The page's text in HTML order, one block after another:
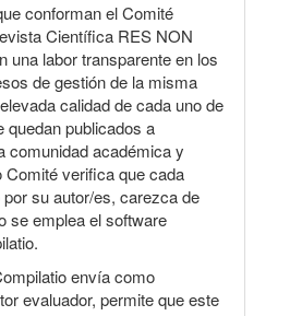
conforman el Comité
Científica RES NON
una labor transparente en los
de gestión de la misma
calidad de cada uno de
quedan publicados a
comunidad académica y
verifica que cada
su autor/es, carezca de
se emplea el software
envía como
evaluador, permite que este